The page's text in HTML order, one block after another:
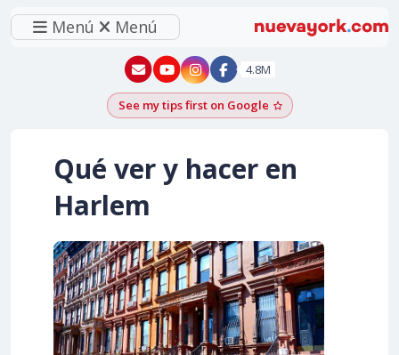
Menú Menú
New York - YouTube
New York - Instagram
4.8M
See my tips first on GoogleAdd as a Google
Qué ver y hacer en
Harlem